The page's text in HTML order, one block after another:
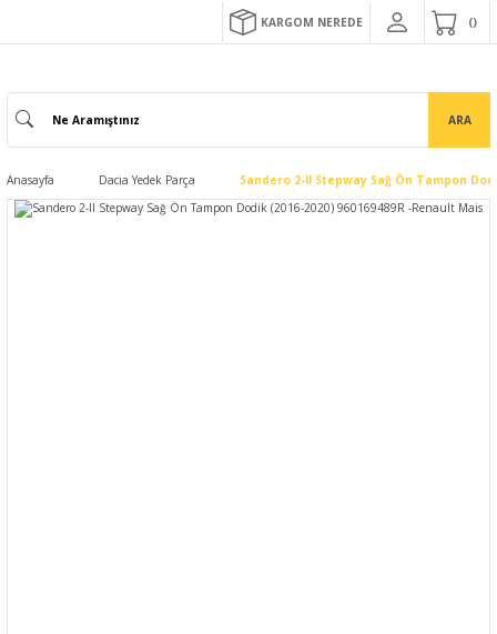
KARGOM NEREDE
ARA
Anasayfa Dacia Yedek Parça Sandero 2-II Stepway Sağ Ön Tampon